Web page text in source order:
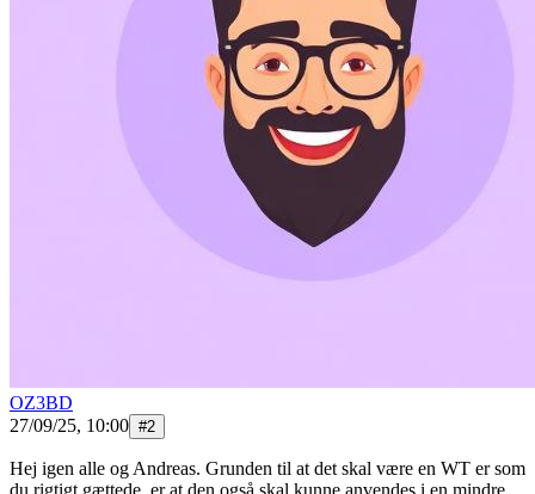
OZ3BD
27/09/25, 10:00 #2
Hej igen alle og Andreas. Grunden til at det skal være en WT er som
du rigtigt gættede, er at den også skal kunne anvendes i en mindre